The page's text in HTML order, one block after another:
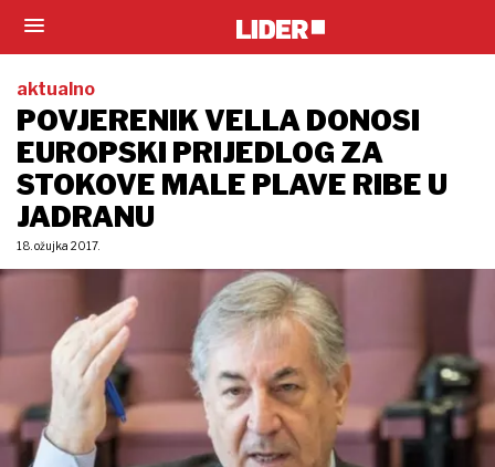
aktualno
POVJERENIK VELLA DONOSI
EUROPSKI PRIJEDLOG ZA
STOKOVE MALE PLAVE RIBE U
JADRANU
18. ožujka 2017.